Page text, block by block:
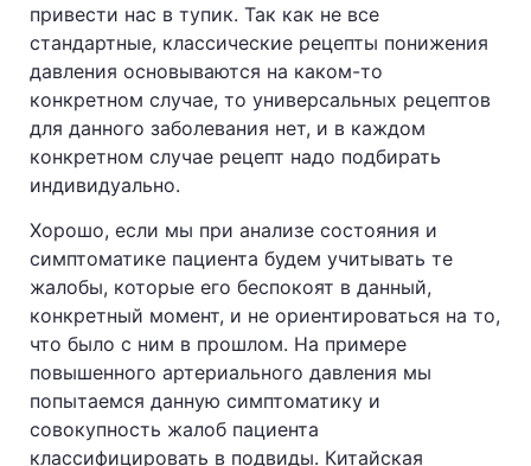
привести нас в тупик. Так как не все
стандартные, классические рецепты понижения
давления основываются на каком-то
конкретном случае, то универсальных рецептов
для данного заболевания нет, и в каждом
конкретном случае рецепт надо подбирать
индивидуально.
Хорошо, если мы при анализе состояния и
симптоматике пациента будем учитывать те
жалобы, которые его беспокоят в данный,
конкретный момент, и не ориентироваться на то,
что было с ним в прошлом. На примере
повышенного артериального давления мы
попытаемся данную симптоматику и
совокупность жалоб пациента
классифицировать в подвиды. Китайская